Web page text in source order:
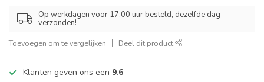
Op werkdagen voor 17:00 uur besteld, dezelfde dag
verzonden!
Toevoegen om te vergelijken Deel dit product
Klanten geven ons een 9.6